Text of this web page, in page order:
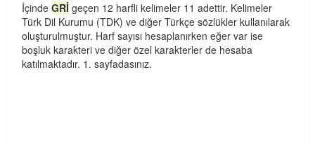
İçinde GRİ geçen 12 harfli kelimeler 11 adettir. Kelimeler
Türk Dil Kurumu (TDK) ve diğer Türkçe sözlükler kullanılarak
oluşturulmuştur. Harf sayısı hesaplanırken eğer var ise
boşluk karakteri ve diğer özel karakterler de hesaba
katılmaktadır. 1. sayfadasınız.